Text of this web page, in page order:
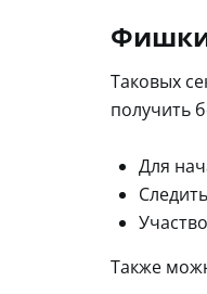
Фишки
Таковых
получить
Для
Также